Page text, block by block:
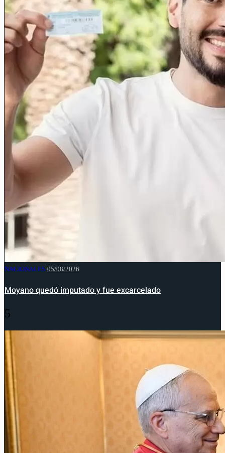
NACIONALES 05/08/2026
Moyano quedó imputado y fue excarcelado
5